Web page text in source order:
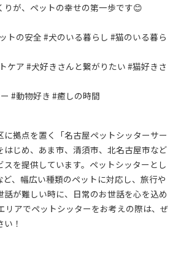
りが、ペットの幸せの第一歩です😊
トの安全 #犬のいる暮らし #猫のいる暮ら
ケア #犬好きさんと繋がりたい #猫好きさ
#動物好き #癒しの時間
に拠点を置く「名古屋ペットシッターサー
はじめ、あま市、清須市、北名古屋市など
スを提供しています。ペットシッターとし
、幅広い種類のペットに対応し、旅行や
話が難しい時に、日常のお世話を心を込め
リアでペットシッターをお考えの際は、ぜ
！